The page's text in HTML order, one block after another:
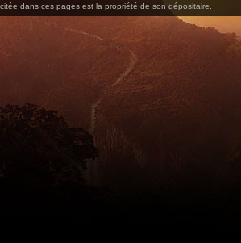
dans ces pages est la propriété de son dépositaire.
collez-la dans n'importe quelle application de type